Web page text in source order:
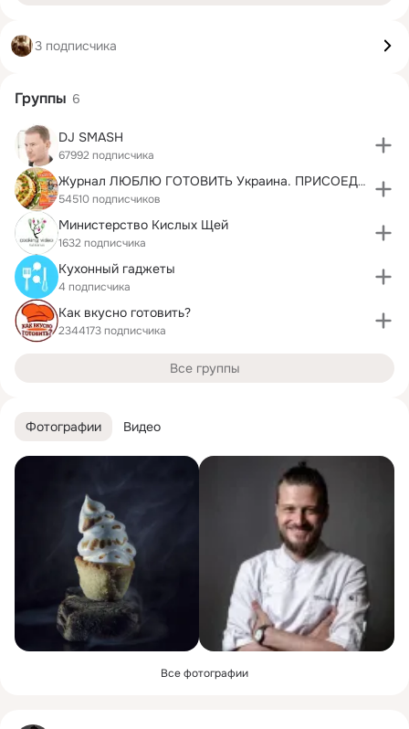
Фотографии Видео
Все фотографии
3 подписчика
Группы 6
DJ SMASH
67992 подписчика
Журнал ЛЮБЛЮ ГОТОВИТЬ Украина. ПРИСОЕДИНЯЙТЕСЬ!
54510 подписчиков
Министерство Кислых Щей
1632 подписчика
Кухонный гаджеты
4 подписчика
Как вкусно готовить?
2344173 подписчика
Все группы